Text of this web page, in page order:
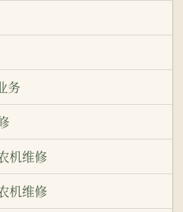
务
机维修
机维修